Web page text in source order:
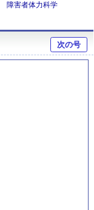
障害者体力科学
次の号